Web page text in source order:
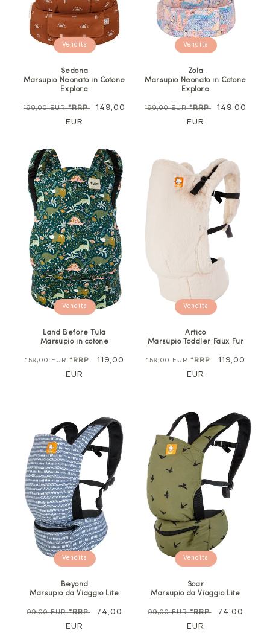
Vendita
Sedona
Marsupio Neonato in Cotone
Explore
Prezzo
199,00 EUR*RRP
Prezzo
149,00
EUR
Vendita
Zola
Marsupio Neonato in Cotone
Explore
Prezzo
199,00 EUR*RRP
Prezzo
149,00
EUR
Vendita
Land Before Tula
Marsupio in cotone
Prezzo
159,00 EUR*RRP
Prezzo
119,00
EUR
Vendita
Artico
Marsupio Toddler Faux Fur
Prezzo
159,00 EUR*RRP
Prezzo
119,00
EUR
Vendita
Beyond
Marsupio da Viaggio Lite
Prezzo
99,00 EUR*RRP
Prezzo
74,00
EUR
Vendita
Soar
Marsupio da Viaggio Lite
Prezzo
99,00 EUR*RRP
Prezzo
74,00
EUR